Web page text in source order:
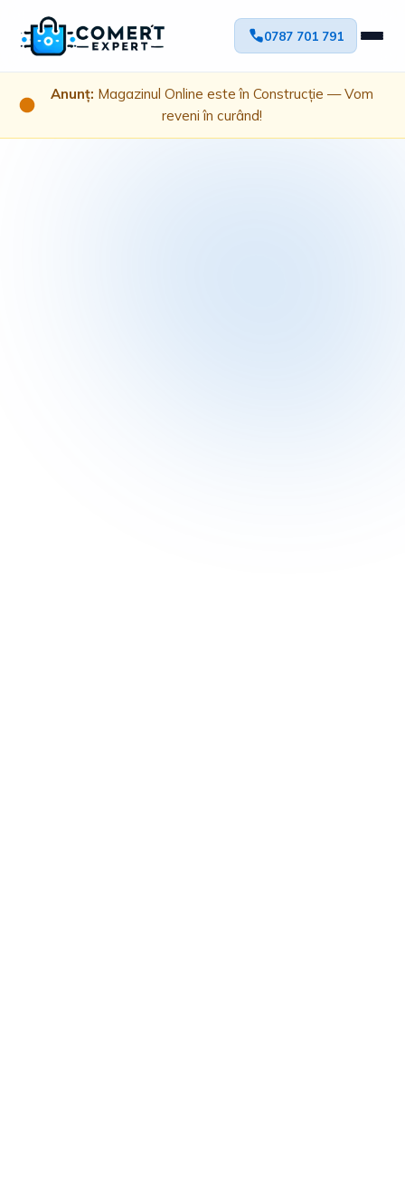
0787 701 791
Anunț: Magazinul Online este în Construcție — Vom
reveni în curând!